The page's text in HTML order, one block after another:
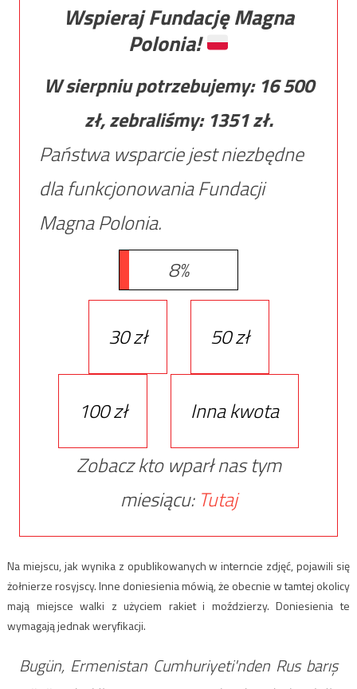
Wspieraj Fundację Magna
Polonia!
W sierpniu potrzebujemy: 16 500
zł, zebraliśmy: 1351zł.
Państwa wsparcie jest niezbędne
dla funkcjonowania Fundacji
Magna Polonia.
8%
30 zł 50 zł
100 zł
Inna kwota
Zobacz kto wparł nas tym
miesiącu: Tutaj
Na miejscu, jak wynika z opublikowanych w interncie zdjęć, pojawili się
żołnierze rosyjscy. Inne doniesienia mówią, że obecnie w tamtej okolicy
mają miejsce walki z użyciem rakiet i moździerzy. Doniesienia te
wymagają jednak weryfikacji.
Bugün, Ermenistan Cumhuriyeti'nden Rus barış